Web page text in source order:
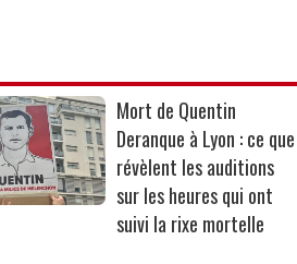
Mort de Quentin
Deranque à Lyon : ce que
révèlent les auditions
sur les heures qui ont
suivi la rixe mortelle